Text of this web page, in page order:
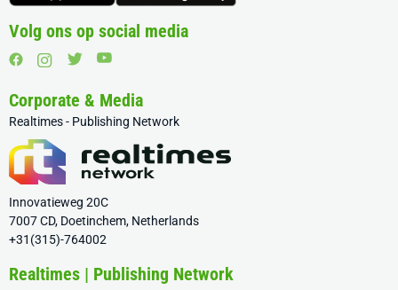
Volg ons op social media
Corporate & Media
Realtimes - Publishing Network
Innovatieweg 20C
7007 CD, Doetinchem, Netherlands
+31(315)-764002
Realtimes | Publishing Network